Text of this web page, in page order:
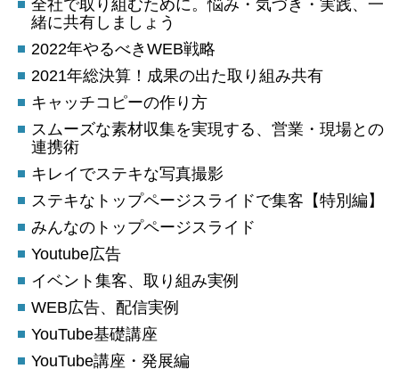
全社で取り組むために。悩み・気づき・実践、一
緒に共有しましょう
2022年やるべきWEB戦略
2021年総決算！成果の出た取り組み共有
キャッチコピーの作り方
スムーズな素材収集を実現する、営業・現場との
連携術
キレイでステキな写真撮影
ステキなトップページスライドで集客【特別編】
みんなのトップページスライド
Youtube広告
イベント集客、取り組み実例
WEB広告、配信実例
YouTube基礎講座
YouTube講座・発展編